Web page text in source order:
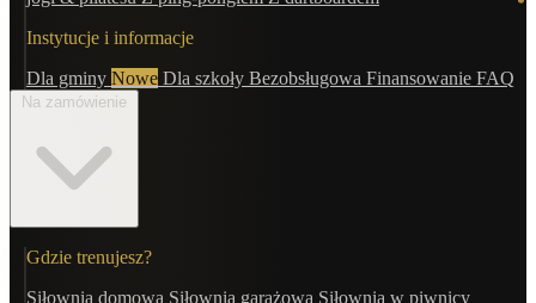
Instytucje i informacje
Dla gminy Nowe Dla szkoły Bezobsługowa Finansowanie FAQ
Na zamówienie
Gdzie trenujesz?
Siłownia domowa Siłownia garażowa Siłownia w piwnicy